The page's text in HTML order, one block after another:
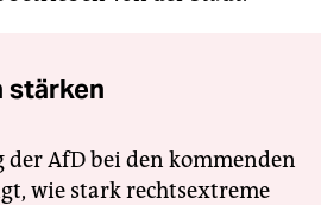
stärken
der AfD bei den kommenden
wie stark rechtsextreme